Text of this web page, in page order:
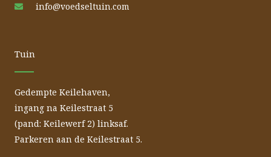
info@voedseltuin.com
Tuin
Gedempte Keilehaven,
ingang na Keilestraat 5
(pand: Keilewerf 2) linksaf.
Parkeren aan de Keilestraat 5.